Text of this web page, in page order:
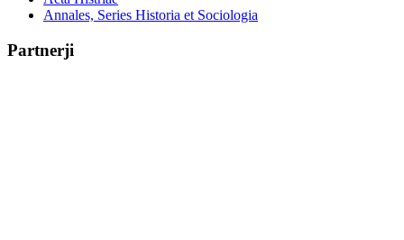
Annales, Series Historia et Sociologia
Partnerji